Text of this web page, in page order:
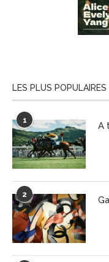
LES PLUS POPULAIRES
1 A
2